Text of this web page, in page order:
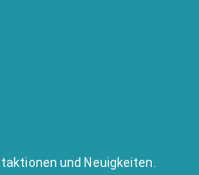
und Neuigkeiten.